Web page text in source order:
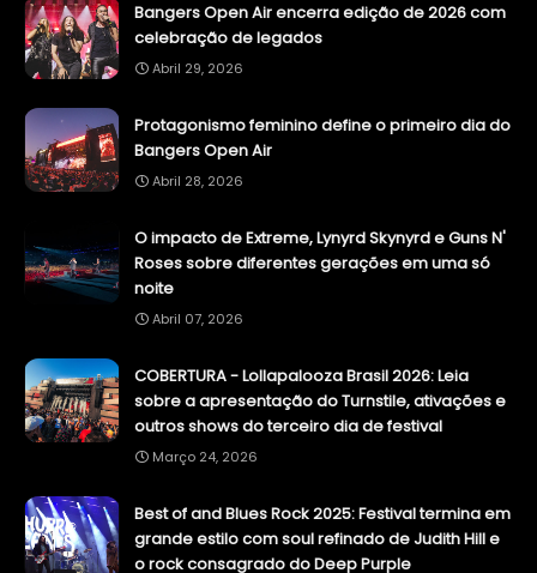
Bangers Open Air encerra edição de 2026 com
celebração de legados
Abril 29, 2026
Protagonismo feminino define o primeiro dia do
Bangers Open Air
Abril 28, 2026
O impacto de Extreme, Lynyrd Skynyrd e Guns N'
Roses sobre diferentes gerações em uma só
noite
Abril 07, 2026
COBERTURA - Lollapalooza Brasil 2026: Leia
sobre a apresentação do Turnstile, ativações e
outros shows do terceiro dia de festival
Março 24, 2026
Best of and Blues Rock 2025: Festival termina em
grande estilo com soul refinado de Judith Hill e
o rock consagrado do Deep Purple